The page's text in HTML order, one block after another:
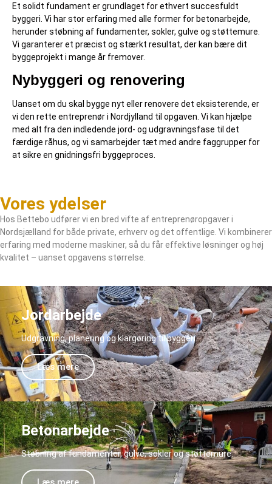
Et solidt fundament er grundlaget for ethvert succesfuldt
byggeri. Vi har stor erfaring med alle former for betonarbejde,
herunder støbning af fundamenter, sokler, gulve og støttemure.
Vi garanterer et præcist og stærkt resultat, der kan bære dit
byggeprojekt i mange år fremover.
Nybyggeri og renovering
Uanset om du skal bygge nyt eller renovere det eksisterende, er
vi den rette entreprenør i Nordjylland til opgaven. Vi kan hjælpe
med alt fra den indledende jord- og udgravningsfase til det
færdige råhus, og vi samarbejder tæt med andre faggrupper for
at sikre en gnidningsfri byggeproces.
Vores ydelser
Hos Bettebo udfører vi en bred vifte af entreprenøropgaver i
Nordsjælland for både private, erhverv og det offentlige. Vi kombinerer
erfaring med moderne maskiner, så du får effektive løsninger og høj
kvalitet – uanset opgavens størrelse.
Jordarbejde
Udgravning, planering og klargøring til byggeri.
Læs mere
Betonarbejde
Støbning af fundamenter, gulve, sokler og støttemure.